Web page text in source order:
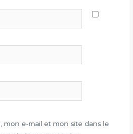
mon e-mail et mon site dans le